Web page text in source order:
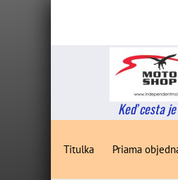
Keď cesta
Titulka Priama